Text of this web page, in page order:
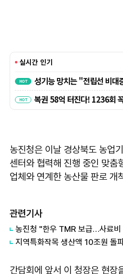
농진청은 이날 경상북도 농업
센터와 협력해 진행 중인 맞춤
업체와 연계한 농산물 판로 개
관련기사
간담회에 앞서 이 청장은 현장